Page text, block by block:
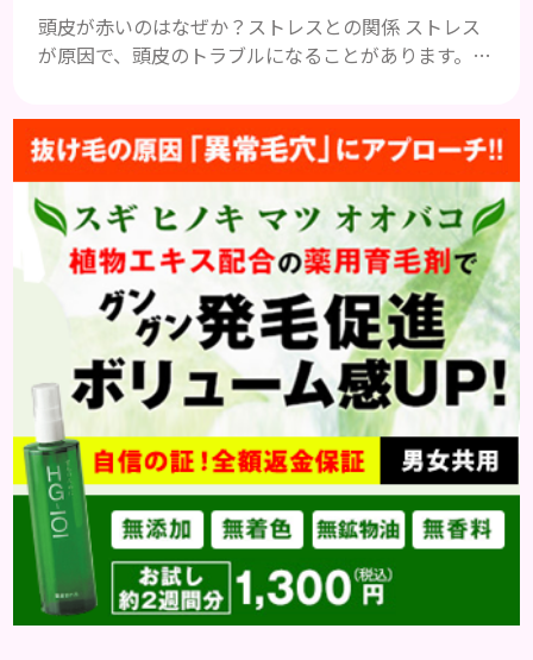
頭皮が赤いのはなぜか？ストレスとの関係 ストレス
が原因で、頭皮のトラブルになることがあります。頭
トレス ストレスを多く感じると、交感神経が優位に
働きます。そのため、皮脂の分泌量が増えて炎症が起
きやすくなります。さらに、血行不良になり栄養が行
き届きません。ストレス解消は、頭皮の健康に大切
です。 アトピー性皮膚炎 頭皮が赤い状態は、アトピ
ー皮膚炎の可能...